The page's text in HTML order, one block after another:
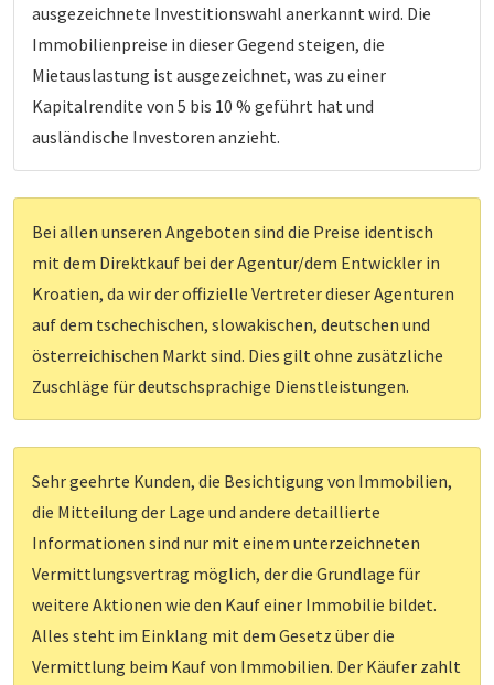
ausgezeichnete Investitionswahl anerkannt wird. Die
Immobilienpreise in dieser Gegend steigen, die
Mietauslastung ist ausgezeichnet, was zu einer
Kapitalrendite von 5 bis 10 % geführt hat und
ausländische Investoren anzieht.
Bei allen unseren Angeboten sind die Preise identisch
mit dem Direktkauf bei der Agentur/dem Entwickler in
Kroatien, da wir der offizielle Vertreter dieser Agenturen
auf dem tschechischen, slowakischen, deutschen und
österreichischen Markt sind. Dies gilt ohne zusätzliche
Zuschläge für deutschsprachige Dienstleistungen.
Sehr geehrte Kunden, die Besichtigung von Immobilien,
die Mitteilung der Lage und andere detaillierte
Informationen sind nur mit einem unterzeichneten
Vermittlungsvertrag möglich, der die Grundlage für
weitere Aktionen wie den Kauf einer Immobilie bildet.
Alles steht im Einklang mit dem Gesetz über die
Vermittlung beim Kauf von Immobilien. Der Käufer zahlt